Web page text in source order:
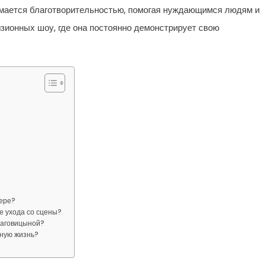
благотворительностью, помогая нуждающимся людям и
шоу, где она постоянно демонстрирует свою
ухода со сцены?
жизнь?